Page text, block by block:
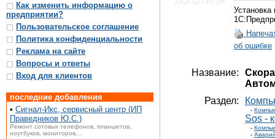
Как изменить информацию о
предприятии?
Пользовательское соглашение
Политика конфиденциальности
Реклама на сайте
Вопросы и ответы
Вход для клиентов
последние добавления
• Сигнал-Икс, сервисный центр (ИП
Праведников Ю.С.)
Ремонт сотовых телефонов, планшетов,
ноутбуков, мониторов,...
Установка
об ошибке
Название:
Раздел:
-
Sos -
-
-